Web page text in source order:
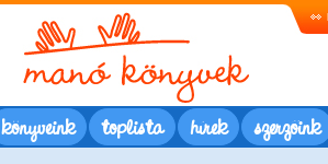
könyveink toplista hírek szerzőink